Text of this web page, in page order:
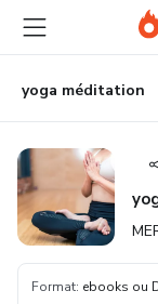
vers
contenu
principal
vers
bas
de
yoga méditation
Format: ebooks ou